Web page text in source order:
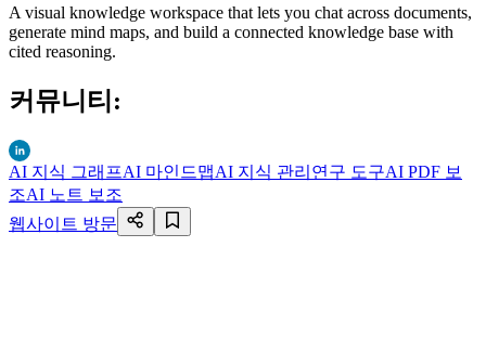
A visual knowledge workspace that lets you chat across documents,
generate mind maps, and build a connected knowledge base with
cited reasoning.
커뮤니티 :
AI 지식 그래프AI 마인드맵AI 지식 관리 연구 도구AI PDF 보
조AI 노트 보조
웹사이트 방문